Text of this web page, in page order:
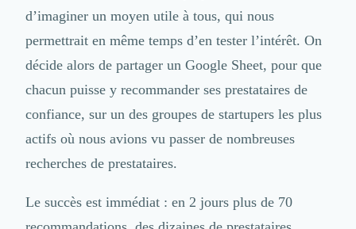
d’imaginer un moyen utile à tous, qui nous
permettrait en même temps d’en tester l’intérêt. On
décide alors de partager un Google Sheet, pour que
chacun puisse y recommander ses prestataires de
confiance, sur un des groupes de startupers les plus
actifs où nous avions vu passer de nombreuses
recherches de prestataires.
Le succès est immédiat : en 2 jours plus de 70